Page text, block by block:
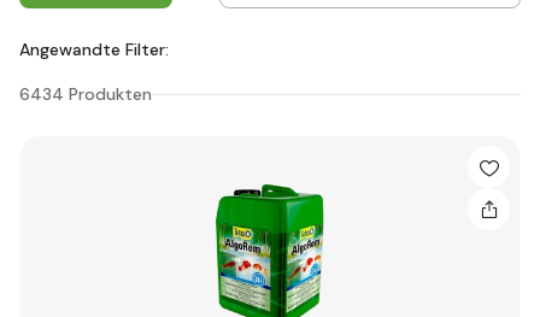
Angewandte Filter:
6434 Produkten